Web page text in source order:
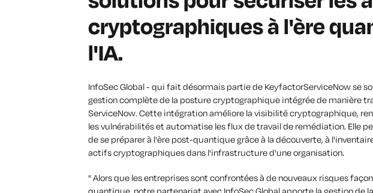
cryptographiques à l'ère
l'IA.
InfoSec Global - qui fait désormais partie de KeyfactorServiceNow se
gestion complète de la posture cryptographique intégrée de manière
ServiceNow. Cette intégration améliore la visibilité cryptographique,
les vulnérabilités et automatise les flux de travail de remédiation. Elle
de se préparer à l'ère post-quantique grâce à la découverte, à
actifs cryptographiques dans l'infrastructure d'une organisation.
" Alors que les entreprises sont confrontées à de nouveaux risques